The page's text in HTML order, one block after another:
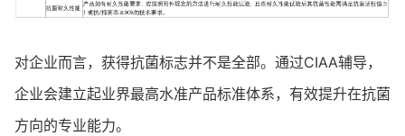
对企业而言，获得抗菌标志并不是全部。通过CIAA辅导，
企业会建立起业界最高水准产品标准体系，有效提升在抗菌
方向的专业能力。